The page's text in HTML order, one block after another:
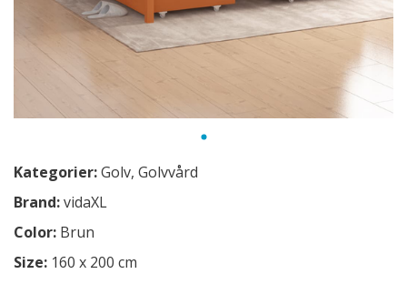
Kategorier:Golv, Golvvård
Brand:vidaXL
Color: Brun
Size: 160 x 200 cm